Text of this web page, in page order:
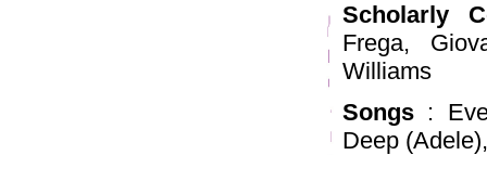
Scholarly
Frega,
Williams
Songs :
Deep